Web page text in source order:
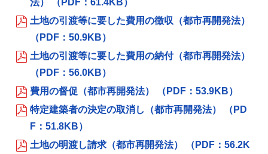
法） （PDF：61.4KB）
土地の引渡等に要した費用の徴収（都市再開発法）
（PDF：50.9KB）
土地の引渡等に要した費用の納付（都市再開発法）
（PDF：56.0KB）
費用の督促（都市再開発法） （PDF：53.9KB）
特定建築者の決定の取消し（都市再開発法） （PD
F：51.8KB）
土地の明渡し請求（都市再開発法） （PDF：56.2K